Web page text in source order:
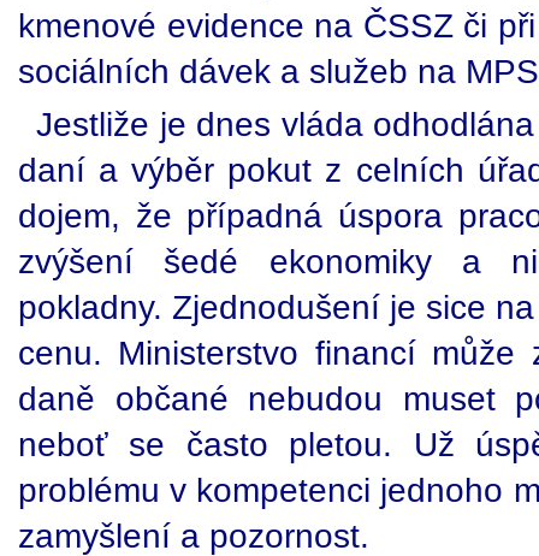
kmenové evidence na ČSSZ či
sociálních dávek a služeb na
Jestliže je dnes vláda
daní a výběr pokut z celních
dojem, že případná úspora
zvýšení šedé ekonomiky a
pokladny. Zjednodušení je sice
cenu. Ministerstvo financí
daně občané nebudou muset
neboť se často pletou. Už
problému v kompetenci jednoho
zamyšlení a pozornost.